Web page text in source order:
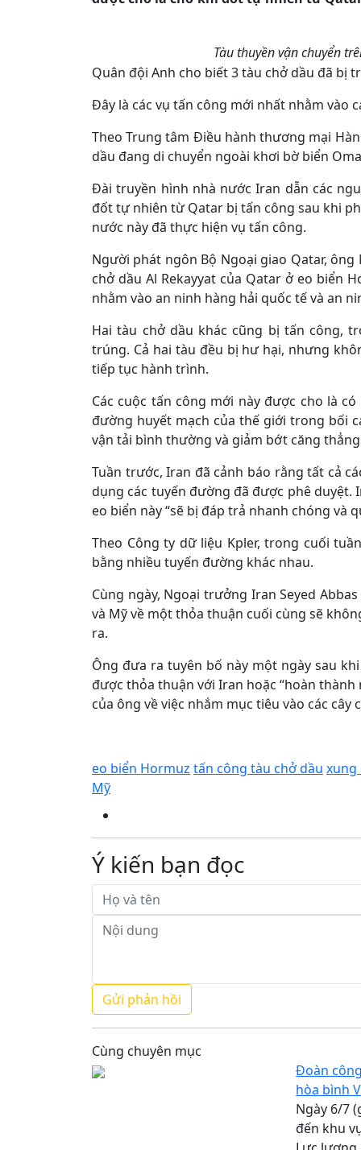
Tàu thuyền vận chuyển
Quân đội Anh cho biết 3 tàu chở dầu đã bị
Đây là các vụ tấn công mới nhất nhằm vào
Theo Trung tâm Điều hành thương mại
dầu đang di chuyển ngoài khơi bờ biển
Đài truyền hình nhà nước Iran dẫn các
đốt tự nhiên từ Qatar bị tấn công sau khi
nước này đã thực hiện vụ tấn công.
Người phát ngôn Bộ Ngoại giao Qatar,
chở dầu Al Rekayyat của Qatar ở eo biển
nhằm vào an ninh hàng hải quốc tế và an
Hai tàu chở dầu khác cũng bị tấn công,
trúng. Cả hai tàu đều bị hư hại, nhưng
tiếp tục hành trình.
Các cuộc tấn công mới này được cho là
đường huyết mạch của thế giới trong bối
vận tải bình thường và giảm bớt căng
Tuần trước, Iran đã cảnh báo rằng tất cả
dụng các tuyến đường đã được phê duyệt.
eo biển này “sẽ bị đáp trả nhanh chóng và
Theo Công ty dữ liệu Kpler, trong cuối
bằng nhiều tuyến đường khác nhau.
Cùng ngày, Ngoại trưởng Iran Seyed
và Mỹ về một thỏa thuận cuối cùng sẽ
ra.
Ông đưa ra tuyên bố này một ngày sau
được thỏa thuận với Iran hoặc “hoàn
của ông về việc nhắm mục tiêu vào các
eo biển Hormuz tấn công tàu chở dầu xung
Mỹ
Ý kiến bạn đọc
Cùng chuyên mục
Đoàn
hòa bình
Ngày 6/7
đến khu